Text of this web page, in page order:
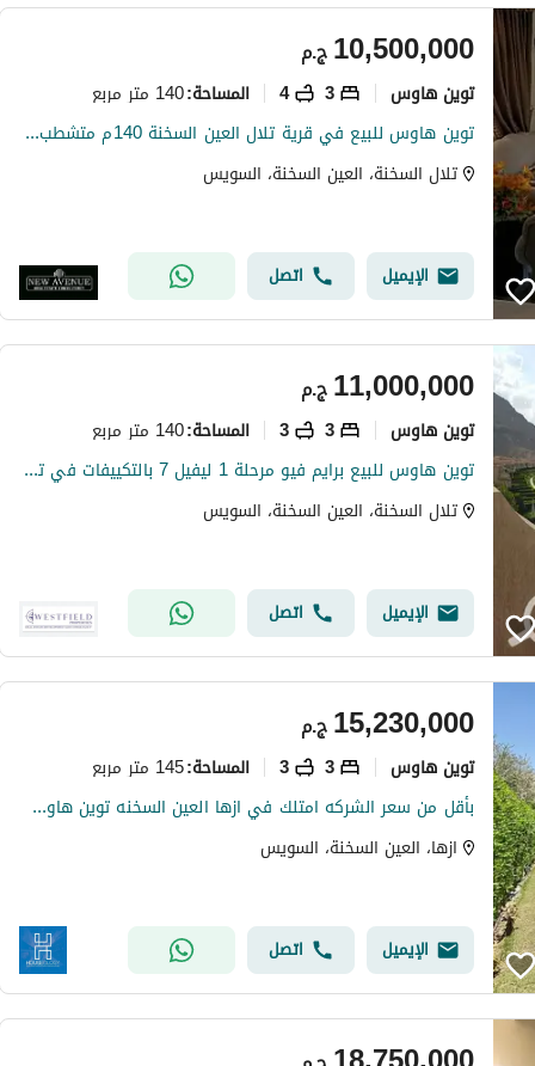
ج.م10,500,000
توين هاوس 3
4 المساحة:140 متر مربع
توين هاوس للبيع في قرية تلال العين السخنة 140م متشطب ومفروش بالكامل موقع مميز بإطلالة بحرية 3 غرف نوم 4 حمامات جاهز للاستلام فرصة استثمارية رائعة
تلال السخنة، العين السخنة، السويس
الإيميل اتصل
ج.م11,000,000
توين هاوس 3
3 المساحة:140 متر مربع
توين هاوس للبيع برايم فيو مرحلة 1 ليفيل 7 بالتكييفات في تلال السخنه
تلال السخنة، العين السخنة، السويس
الإيميل اتصل
ج.م15,230,000
توين هاوس 3
3 المساحة:145 متر مربع
بأقل من سعر الشركه امتلك في ازها العين السخنه توين هاوس برايم لوكيشن دايركت علي اللاجون Azha ain sokhna
ازها، العين السخنة، السويس
الإيميل اتصل